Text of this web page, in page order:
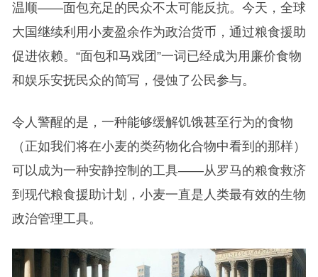
温顺——面包充足的民众不太可能反抗。今天，全球
大国继续利用小麦盈余作为政治货币，通过粮食援助
促进依赖。“面包和马戏团”一词已经成为用廉价食物
和娱乐安抚民众的简写，侵蚀了公民参与。
令人警醒的是，一种能够缓解饥饿甚至行为的食物
（正如我们将在小麦的类药物化合物中看到的那样）
可以成为一种安静控制的工具——从罗马的粮食救济
到现代粮食援助计划，小麦一直是人类最有效的生物
政治管理工具。